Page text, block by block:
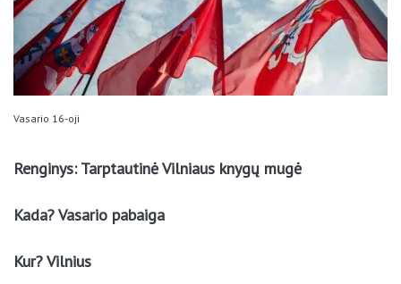
Vasario 16-oji
Renginys: Tarptautinė Vilniaus knygų mugė
Kada? Vasario pabaiga
Kur? Vilnius